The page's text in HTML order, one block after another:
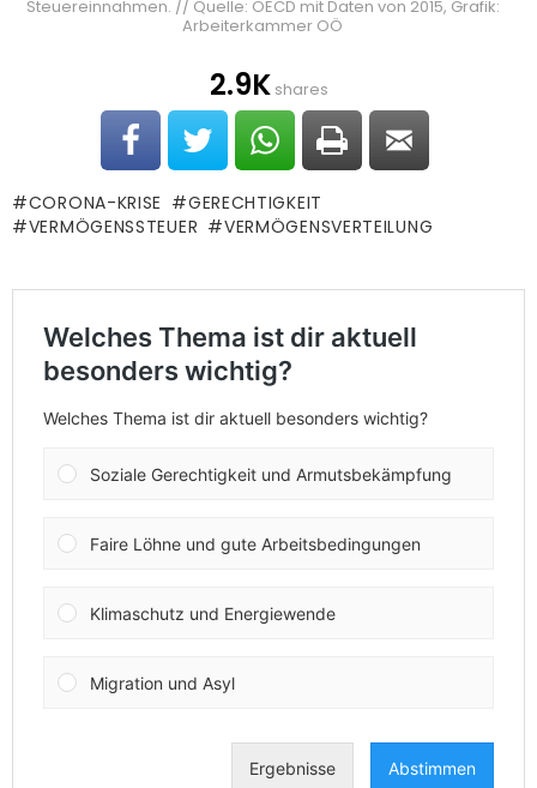
Steuereinnahmen. // Quelle: OECD mit Daten von 2015, Grafik:
Arbeiterkammer OÖ
2.9Kshares
CORONA-KRISE
GERECHTIGKEIT
VERMÖGENSSTEUER
VERMÖGENSVERTEILUNG